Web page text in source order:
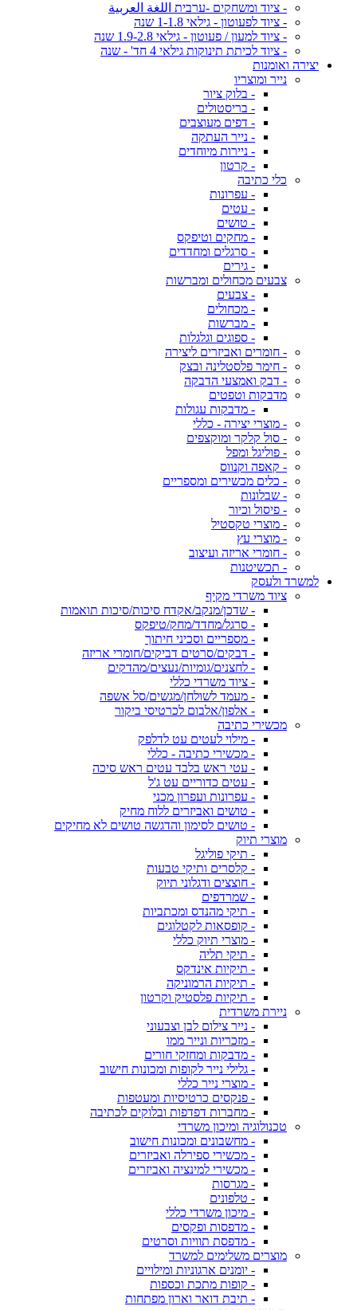
- ציוד ומשחקים -ערבית اللغة العربية
- ציוד לפעוטון - גילאי 1-1.8 שנה
- ציוד למעון / פעוטון - גילאי 1.9-2.8 שנה
- ציוד לכיתת תינוקות גילאי 4 חד' - שנה
יצירה ואומנות
נייר ומוצריו
- בלוק ציור
- בריסטולים
- דפים מעוצבים
- נייר העתקה
- ניירות מיוחדים
- קרטון
כלי כתיבה
- עפרונות
- עטים
- טושים
- מחקים וטיפקס
- סרגלים ומחדדים
- גירים
צבעים מכחולים ומברשות
- צבעים
- מכחולים
- מברשות
- ספוגים וגלגלות
- חומרים ואביזרים ליצירה
- חימר פלסטלינה ובצק
- דבק ואמצעי הדבקה
מדבקות וטפטים
- מדבקות עגולות
- מוצרי יצירה - כללי
- סול קלקר ומוקצפים
- פוליגל ומפל
- קאפה וקנווס
- כלים מכשירים ומספריים
- שבלונות
- פיסול וכיור
- מוצרי טקסטיל
- מוצרי עץ
- חומרי אריזה ועיצוב
- תכשיטנות
למשרד ולעסק
ציוד משרדי מקיף
- שדכן/מנקב/אקדח סיכות/סיכות תואמות
- סרגל/מחדד/מחק/טיפקס
- מספריים וסכיני חיתוך
- דבקים/סרטים דביקים/חומרי אריזה
- לחצנים/גומיות/נעצים/מהדקים
- ציוד משרדי כללי
- מעמד לשולחן/מגשים/סל אשפה
- אלפון/אלבום לכרטיסי ביקור
מכשירי כתיבה
- מילוי לעטים עט לדלפק
- מכשירי כתיבה - כללי
- עטי ראש בלבד עטים ראש סיכה
- עטים כדוריים עט ג'ל
- עפרונות ועפרון מכני
- טושים ואביזרים ללוח מחיק
- טושים לסימון והדגשה טושים לא מחיקים
מוצרי תיוק
- תיקי פוליגל
- קלסרים ותיקי טבעות
- חוצצים ודגלוני תיוק
- שמרדפים
- תיקי מהנדס ומכתביות
- קופסאות לקטלוגים
- מוצרי תיוק כללי
- תיקי תליה
- תיקיות אינדקס
- תיקיות הרמוניקה
- תיקיות פלסטיק וקרטון
ניירת משרדית
- נייר צילום לבן וצבעוני
- מזכריות ונייר ממו
- מדבקות ומחזקי חורים
- גלילי נייר לקופות ומכונות חישוב
- מוצרי נייר כללי
- פנקסים כרטיסיות ומעטפות
- מחברות דפדפות ובלוקים לכתיבה
טכנולוגיה ומיכון משרדי
- מחשבונים ומכונות חישוב
- מכשירי ספירלה ואביזרים
- מכשירי למינציה ואביזרים
- מגרסות
- טלפונים
- מיכון משרדי כללי
- מדפסות ופקסים
- מדפסת תוויות וסרטים
מוצרים משלימים למשרד
- יומנים ארגוניות ומילויים
- קופות מתכת וכספות
- תיבת דואר וארון מפתחות